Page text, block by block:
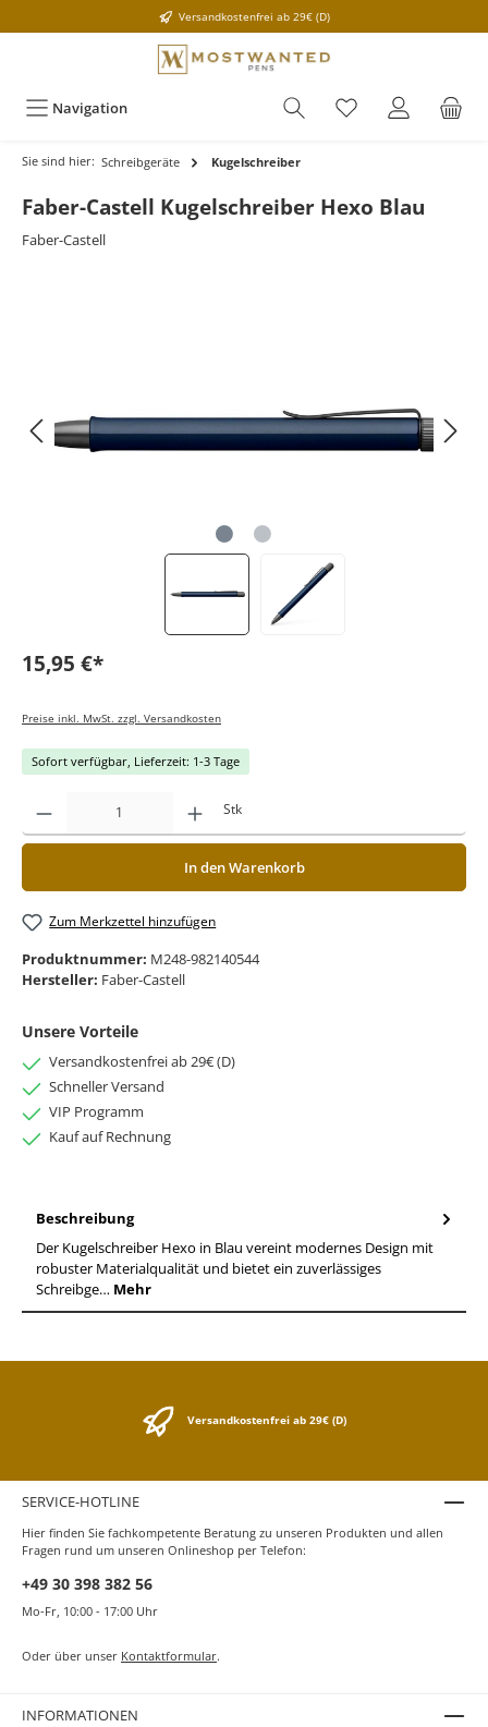
Versandkostenfrei ab 29€ (D)
Navigation
Sie sind hier: Schreibgeräte Kugelschreiber
Faber-Castell Kugelschreiber Hexo Blau
Faber-Castell
15,95 €*
Preise inkl. MwSt. zzgl. Versandkosten
Sofort verfügbar, Lieferzeit: 1-3 Tage
Stk
In den Warenkorb
Zum Merkzettel hinzufügen
Produktnummer: M248-982140544
Hersteller: Faber-Castell
Unsere Vorteile
Versandkostenfrei ab 29€ (D)
Schneller Versand
VIP Programm
Kauf auf Rechnung
Beschreibung
Der Kugelschreiber Hexo in Blau vereint modernes Design mit
robuster Materialqualität und bietet ein zuverlässiges
Schreibge… Mehr
Versandkostenfrei ab 29€ (D)
SERVICE-HOTLINE
Hier finden Sie fachkompetente Beratung zu unseren Produkten und allen
Fragen rund um unseren Onlineshop per Telefon:
+49 30 398 382 56
Mo-Fr, 10:00 - 17:00 Uhr
Oder über unser Kontaktformular.
INFORMATIONEN